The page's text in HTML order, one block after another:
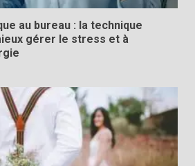
au bureau : la technique
gérer le stress et à